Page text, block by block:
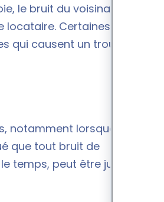
le bruit du voisinage peut
Certaines nuisances
qui causent un trouble
notamment lorsque ces
que tout bruit de
temps, peut être jugé comme